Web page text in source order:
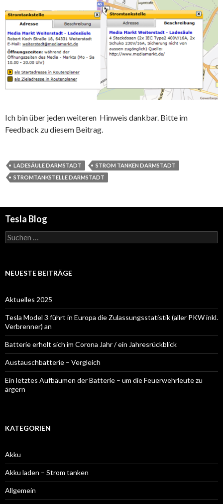
Ich bin über jeden weiteren Hinweis dankbar. Bitte im
Feedback zu diesem Beitrag.
LADESÄULE DARMSTADT
STROM TANKEN DARMSTADT
STROMTANKSTELLE DARMSTADT
Tesla Blog
Suchen
nach:
NEUESTE BEITRÄGE
Aktuelles 2025
Tesla Model 3 führt in Europa die Zulassungsstatistik (aller PKW inkl.
Verbrenner) an
Batterie erholt sich im Corona Jahr / ein Jahresrückblick
Austauschbatterie – Vergleich
Ein letztes Aufbäumen der Batterie – um die Feuerwehrleute zu
ärgern
KATEGORIEN
Akku
Akku laden – Strom tanken
Allgemein